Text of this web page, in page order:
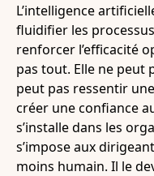
L’intelligence
fluidifier les
renforcer l’efficacité
pas tout. Elle ne peut
peut pas ressentir
créer une confiance
s’installe dans les
s’impose aux
moins humain. Il le